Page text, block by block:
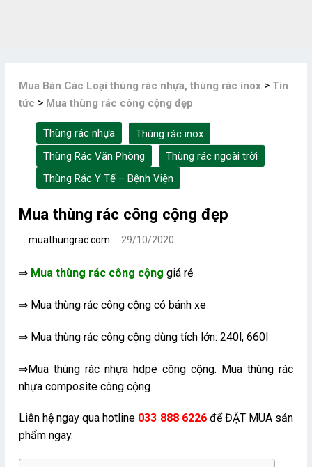
Mua Bán Các Loại thùng rác nhựa, thùng rác inox > Tin
tức > Mua thùng rác công cộng đẹp
Thùng rác nhựa
Thùng rác inox
Thùng Rác Văn Phòng
Thùng rác ngoài trời
Thùng Rác Y Tế – Bệnh Viện
Mua thùng rác công cộng đẹp
muathungrac.com 29/10/2020
⇒ Mua thùng rác công cộng giá rẻ
⇒ Mua thùng rác công cộng có bánh xe
⇒ Mua thùng rác công cộng dùng tích lớn: 240l, 660l
⇒Mua thùng rác nhựa hdpe công cộng. Mua thùng rác
nhựa composite công cộng
Liên hệ ngay qua hotline 033 888 6226để ĐẶT MUA sản
phẩm ngay.